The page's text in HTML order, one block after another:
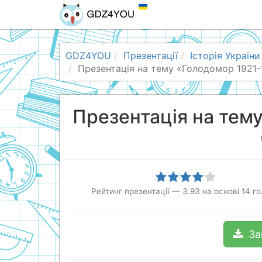
GDZ4YOU Презентації
Історія України
Презентація на тему «Голодомор 1921-
Презентація на
Рейтинг презентації — 3.93 на основі 14